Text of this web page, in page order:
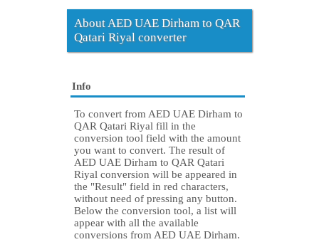
About AED UAE Dirham to QAR
Qatari Riyal converter
Info
To convert from AED UAE Dirham to
QAR Qatari Riyal fill in the
conversion tool field with the amount
you want to convert. The result of
AED UAE Dirham to QAR Qatari
Riyal conversion will be appeared in
the "Result" field in red characters,
without need of pressing any button.
Below the conversion tool, a list will
appear with all the available
conversions from AED UAE Dirham.